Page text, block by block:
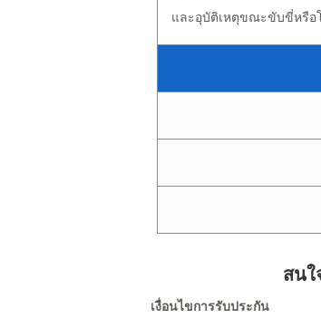
และอุบัติเหตุขณะขับขี่หรือ
สนใ
เงื่อนไขการรับประกัน